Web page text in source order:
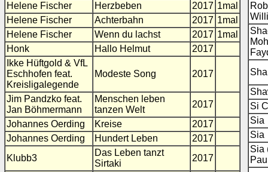
Helene Fischer
Herzbeben 2017 1mal
Helene Fischer
Achterbahn 2017 1mal
Helene Fischer
Wenn du lachst 2017 1mal
Honk
Hallo Helmut
2017
Ikke Hüftgold & VfL
Eschhofen feat.
Kreisligalegende
Modeste Song 2017
Jim Pandzko feat.
Jan Böhmermann
Menschen leben
tanzen Welt
2017
Johannes Oerding
Kreise
2017
Johannes Oerding
Hundert Leben
2017
Klubb3
Das Leben tanzt
Sirtaki
2017
Si
Sia
Sia
Sia